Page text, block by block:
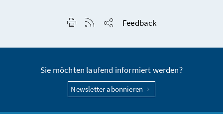
Seite drucken
RSS-Feed anzeigen
Feedback
Sie möchten laufend informiert werden?
Newsletter abonnieren